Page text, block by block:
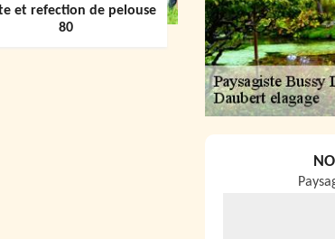
et refection de pelouse
80